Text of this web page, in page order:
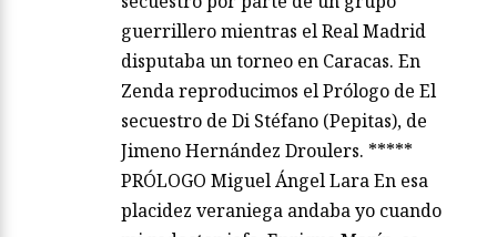
guerrillero mientras el Real Madrid
disputaba un torneo en Caracas. En
Zenda reproducimos el Prólogo de El
secuestro de Di Stéfano (Pepitas), de
Jimeno Hernández Droulers. *****
PRÓLOGO Miguel Ángel Lara En esa
placidez veraniega andaba yo cuando